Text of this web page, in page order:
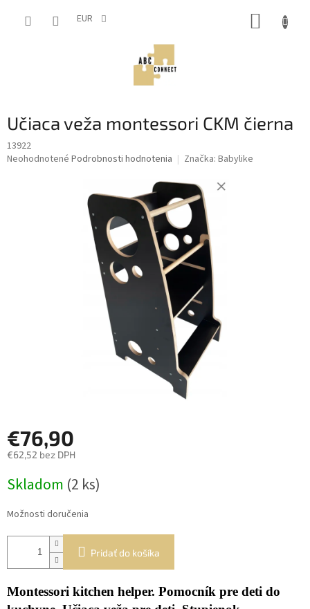
EUR
Učiaca veža montessori CKM čierna
13922
Priemerné
Neohodnotené Podrobnosti hodnotenia Značka: Babylike
€76,90
€62,52 bez DPH
cena:
Skladom (2 ks)
Možnosti doručenia
Pridať do košíka
Montessori kitchen helper. Pomocník pre deti do